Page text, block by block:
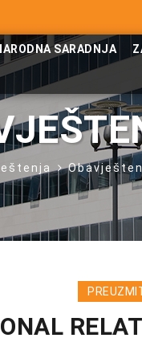
SARADNJA